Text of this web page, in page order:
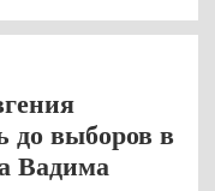
до выборов в
Вадима